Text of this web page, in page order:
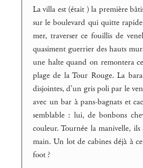
La villa est (était ) la première
sur le boulevard qui quitte
mer, traverser ce fouillis de
quasiment guerrier des hauts
une halte quand on remontera
plage de la Tour Rouge. La
disjointes, d’un gris poli par le
avec un bar à pans-bagnats et
semblable : lui, de bonbons
couleur. Tournée la manivelle,
main. Un lot de cabines déjà à
foot ?